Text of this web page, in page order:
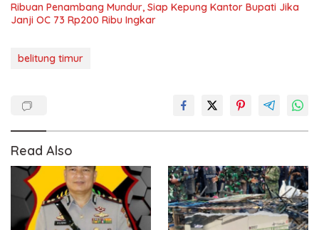
Ribuan Penambang Mundur, Siap Kepung Kantor Bupati Jika
Janji OC 73 Rp200 Ribu Ingkar
belitung timur
Read Also